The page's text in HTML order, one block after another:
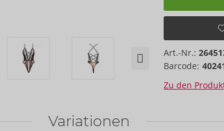
Art.-Nr.:
Barcode:
Zu den
Variationen